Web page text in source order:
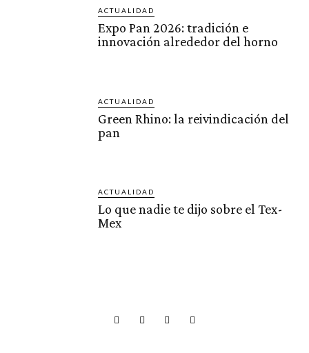
ACTUALIDAD
Expo Pan 2026: tradición e
innovación alrededor del horno
ACTUALIDAD
Green Rhino: la reivindicación del
pan
ACTUALIDAD
Lo que nadie te dijo sobre el Tex-
Mex